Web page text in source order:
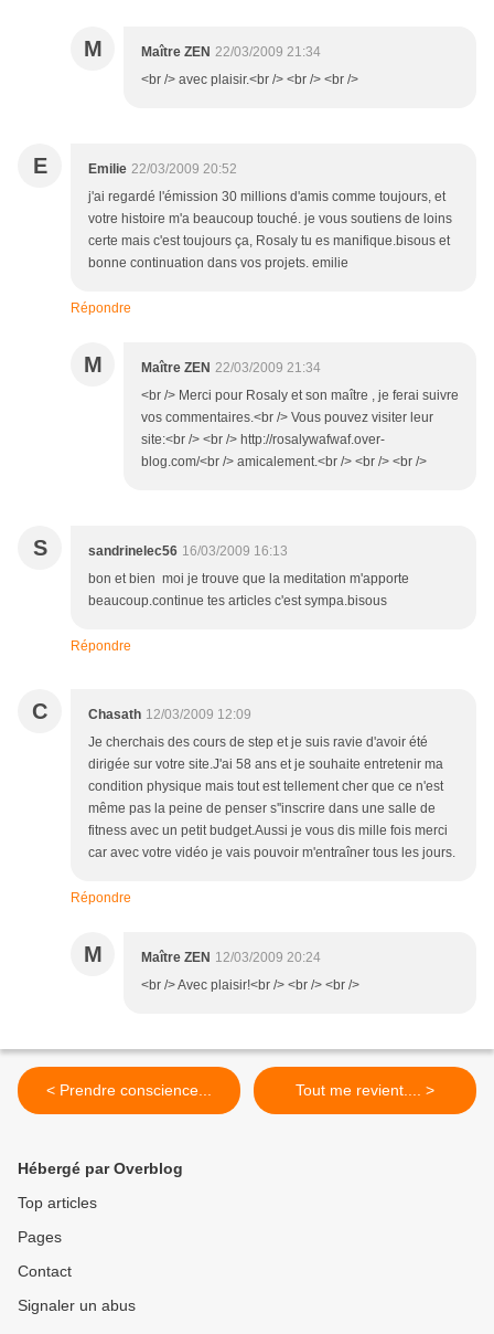
M Maître ZEN 22/03/2009 21:34
<br /> avec plaisir.<br /> <br /> <br />
E Emilie 22/03/2009 20:52
j'ai regardé l'émission 30 millions d'amis comme toujours, et
votre histoire m'a beaucoup touché. je vous soutiens de loins
certe mais c'est toujours ça, Rosaly tu es manifique.bisous et
bonne continuation dans vos projets. emilie
Répondre
M Maître ZEN 22/03/2009 21:34
<br /> Merci pour Rosaly et son maître , je ferai suivre
vos commentaires.<br /> Vous pouvez visiter leur
site:<br /> <br /> http://rosalywafwaf.over-
blog.com/<br /> amicalement.<br /> <br /> <br />
S sandrinelec56 16/03/2009 16:13
bon et bien moi je trouve que la meditation m'apporte
beaucoup.continue tes articles c'est sympa.bisous
Répondre
C Chasath 12/03/2009 12:09
Je cherchais des cours de step et je suis ravie d'avoir été
dirigée sur votre site.J'ai 58 ans et je souhaite entretenir ma
condition physique mais tout est tellement cher que ce n'est
même pas la peine de penser s''inscrire dans une salle de
fitness avec un petit budget.Aussi je vous dis mille fois merci
car avec votre vidéo je vais pouvoir m'entraîner tous les jours.
Répondre
M Maître ZEN 12/03/2009 20:24
<br /> Avec plaisir!<br /> <br /> <br />
< Prendre conscience... Tout me revient.... >
Hébergé par Overblog
Top articles
Pages
Contact
Signaler un abus